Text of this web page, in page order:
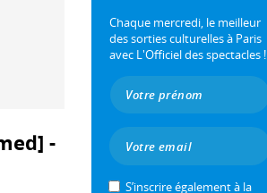
Chaque mercredi, le meilleur
des sorties culturelles à Paris
avec L'Officiel des spectacles !
S’inscrire également à la